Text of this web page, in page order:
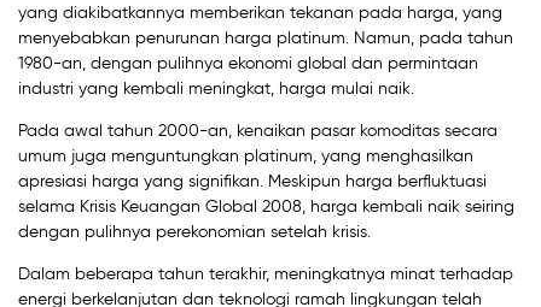
yang diakibatkannya memberikan tekanan pada harga, yang
menyebabkan penurunan harga platinum. Namun, pada tahun
1980-an, dengan pulihnya ekonomi global dan permintaan
industri yang kembali meningkat, harga mulai naik.
Pada awal tahun 2000-an, kenaikan pasar komoditas secara
umum juga menguntungkan platinum, yang menghasilkan
apresiasi harga yang signifikan. Meskipun harga berfluktuasi
selama Krisis Keuangan Global 2008, harga kembali naik seiring
dengan pulihnya perekonomian setelah krisis.
Dalam beberapa tahun terakhir, meningkatnya minat terhadap
energi berkelanjutan dan teknologi ramah lingkungan telah